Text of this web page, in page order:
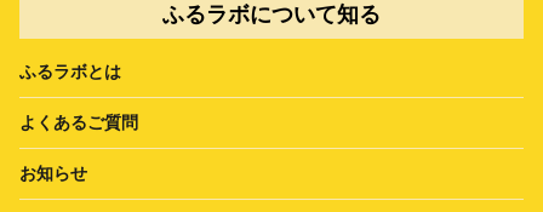
ふるラボについて知る
ふるラボとは
よくあるご質問
お知らせ